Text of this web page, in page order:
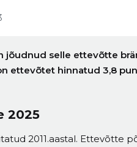
jõudnud selle ettevõtte
ettevõtet hinnatud 3,8
2025
2011.aastal. Ettevõtte